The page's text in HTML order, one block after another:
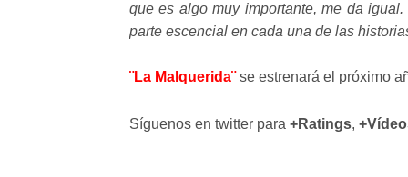
que es algo muy importante, me da
parte escencial en cada una de las
¨La Malquerida¨se estrenará el próximo
Síguenos en twitter para +Ratings,